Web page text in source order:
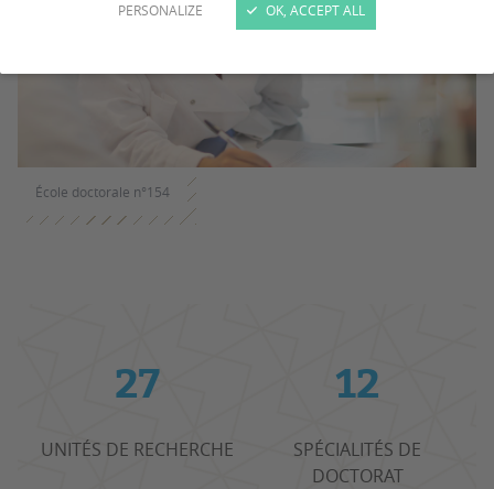
PERSONALIZE OK, ACCEPT ALL
École doctorale n°154
27
UNITÉS DE RECHERCHE
12
SPÉCIALITÉS DE
DOCTORAT